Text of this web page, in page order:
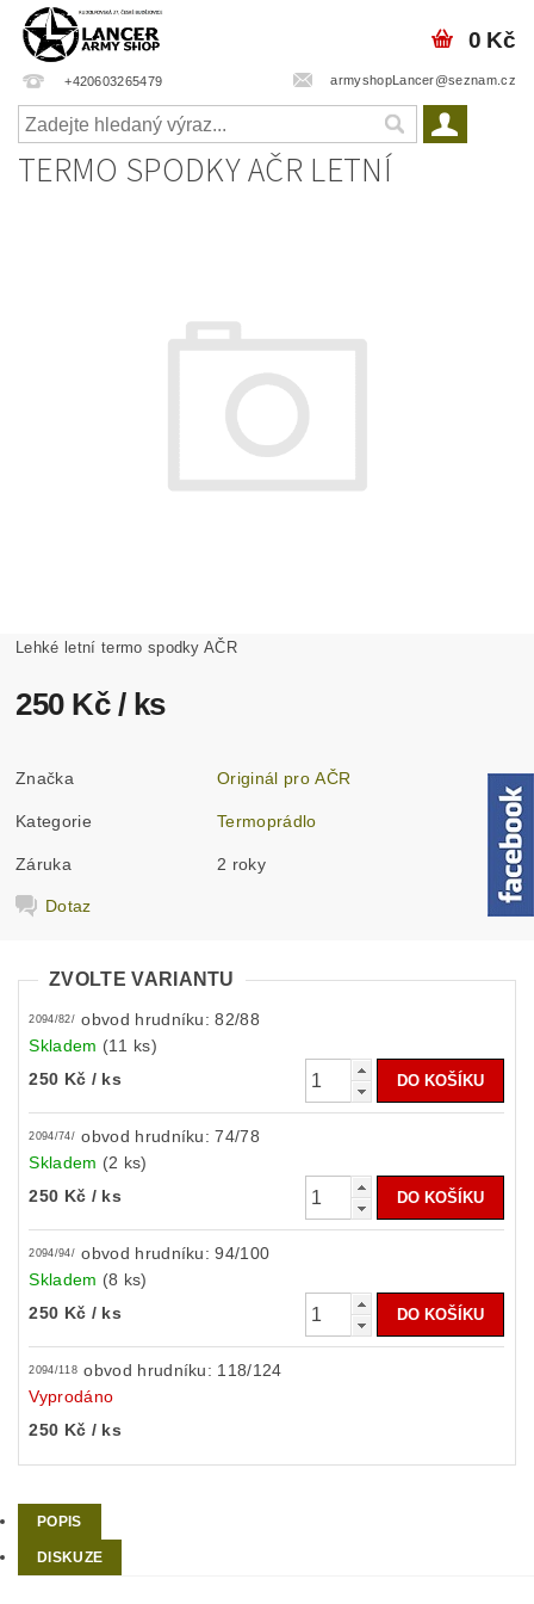
+420603265479 armyshopLancer@seznam.cz
0 Kč
TERMO SPODKY AČR LETNÍ
Lehké letní termo spodky AČR
250 Kč / ks
Značka Originál pro AČR
Kategorie Termoprádlo
Záruka 2 roky
Dotaz
ZVOLTE VARIANTU
2094/82/ obvod hrudníku: 82/88
Skladem (11 ks)
250 Kč / ks
2094/74/ obvod hrudníku: 74/78
Skladem (2 ks)
250 Kč / ks
2094/94/ obvod hrudníku: 94/100
Skladem (8 ks)
250 Kč / ks
2094/118 obvod hrudníku: 118/124
Vyprodáno
250 Kč / ks
POPIS
DISKUZE